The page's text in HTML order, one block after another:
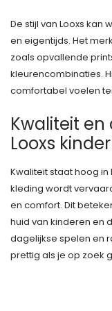
De stijl van Looxs
en eigentijds. Het
zoals opvallende
kleurencombinaties.
comfortabel voelen
Kwaliteit
Looxs
Kwaliteit staat hoog in
kleding wordt
en comfort. Dit
huid van kinderen en
dagelijkse spelen en
prettig als je op zoek